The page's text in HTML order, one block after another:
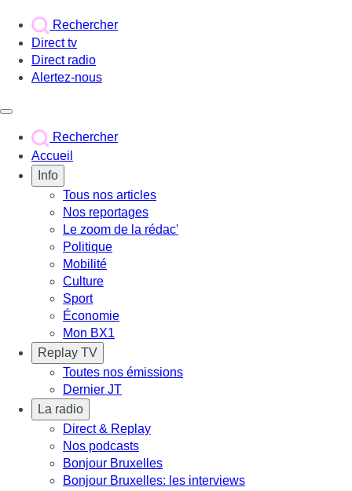
Rechercher
Direct tv
Direct radio
Alertez-nous
Rechercher
Accueil
Info
Tous nos articles
Nos reportages
Le zoom de la rédac'
Politique
Mobilité
Culture
Sport
Économie
Mon BX1
Replay TV
Toutes nos émissions
Dernier JT
La radio
Direct & Replay
Nos podcasts
Bonjour Bruxelles
Bonjour Bruxelles: les interviews